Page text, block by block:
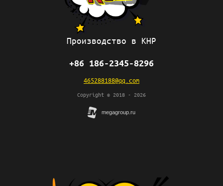
Производство в КНР
+86 186-2345-8296
465288188@qq.com
Copyright © 2018 - 2026